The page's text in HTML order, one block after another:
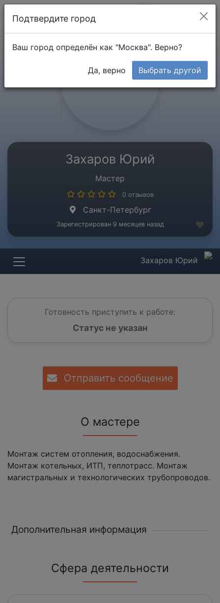
Захаров Юрий
Мастер
0 отзывов
Санкт-Петербург
Зарегистрирован 9 месяцев назад
Захаров Юрий
Готовность приступить к работе:
Статус не указан
Отправить сообщение
О мастере
Монтаж систем отопления, водоснабжения.
Монтаж котельных, ИТП, теплотрасс. Монтаж
магистральных и технологических трубопроводов.
Дополнительная информация
Сфера деятельности
Подтвердите город
Ваш город определён как "Москва". Верно?
Да, верно Выбрать другой